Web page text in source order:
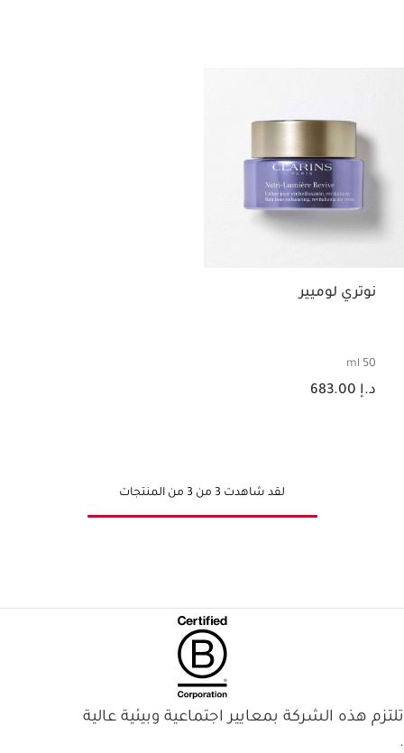
نوتري لوميير
50 ml
السعر الحالي هو د.إ 683.00
د.إ 683.00
لقد شاهدت 3 من 3 من المنتجات
تلتزم هذه الشركة بمعايير اجتماعية وبيئية عالية
.